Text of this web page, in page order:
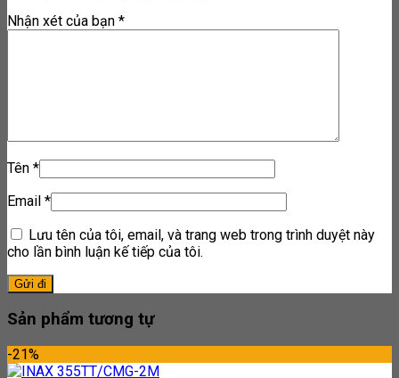
Nhận xét của bạn *
Tên *
Email *
Lưu tên của tôi, email, và trang web trong trình duyệt này
cho lần bình luận kế tiếp của tôi.
Sản phẩm tương tự
-21%